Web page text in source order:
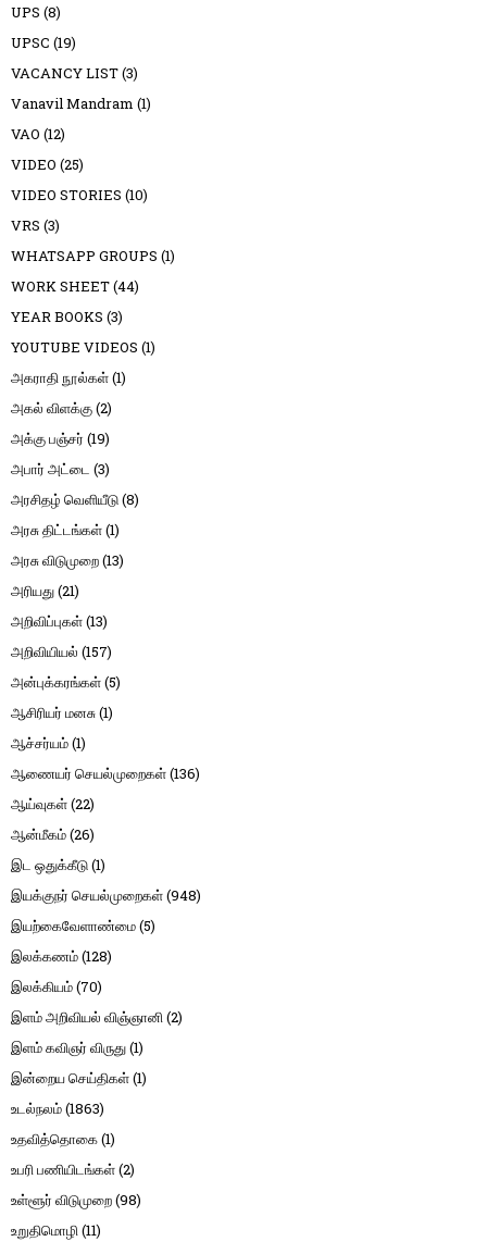
UPS (8)
UPSC (19)
VACANCY LIST(3)
Vanavil Mandram (1)
VAO (12)
VIDEO (25)
VIDEO STORIES (10)
VRS (3)
WHATSAPP GROUPS (1)
WORK SHEET(44)
YEAR BOOKS (3)
YOUTUBE VIDEOS (1)
அகராதி நூல்கள்(1)
அகல் விளக்கு(2)
அக்கு பஞ்சர் (19)
அபார் அட்டை (3)
அரசிதழ் வெளியீடு(8)
அரசு திட்டங்கள்(1)
அரசு விடுமுறை(13)
அரியது(21)
அறிவிப்புகள்(13)
அறிவியியல் (157)
அன்புக்கரங்கள்(5)
ஆசிரியர் மனசு(1)
ஆச்சர்யம்(1)
ஆணையர் செயல்முறைகள்(136)
ஆய்வுகள்(22)
ஆன்மீகம்(26)
இட ஒதுக்கீடு(1)
இயக்குநர் செயல்முறைகள்(948)
இயற்கைவேளாண்மை(5)
இலக்கணம்(128)
இலக்கியம்(70)
இளம் அறிவியல் விஞ்ஞானி(2)
இளம் கவிஞர் விருது(1)
இன்றைய செய்திகள்(1)
உடல்நலம்(1863)
உதவித்தொகை(1)
உபரி பணியிடங்கள்(2)
உள்ளூர் விடுமுறை(98)
உறுதிமொழி(11)